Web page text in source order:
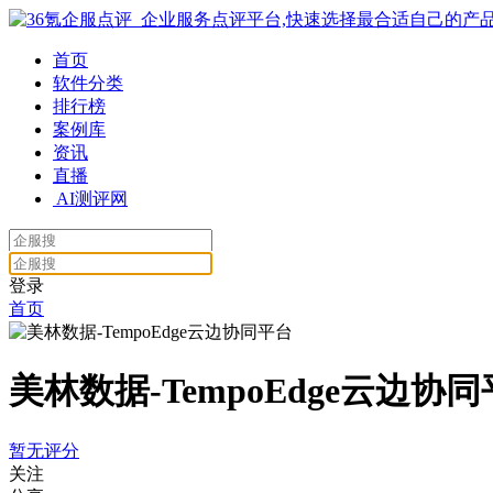
首页
软件分类
排行榜
案例库
资讯
直播
AI测评网
登录
首页
美林数据-TempoEdge云边协同
暂无评分
关注